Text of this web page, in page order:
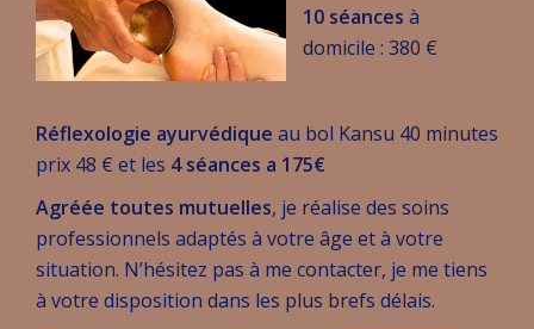
10 séances à
domicile : 380 €
Réflexologie ayurvédique au bol Kansu 40 minutes
prix 48 € et les 4 séances a 175€
Agréée toutes mutuelles, je réalise des soins
professionnels adaptés à votre âge et à votre
situation. N’hésitez pas à me contacter, je me tiens
à votre disposition dans les plus brefs délais.